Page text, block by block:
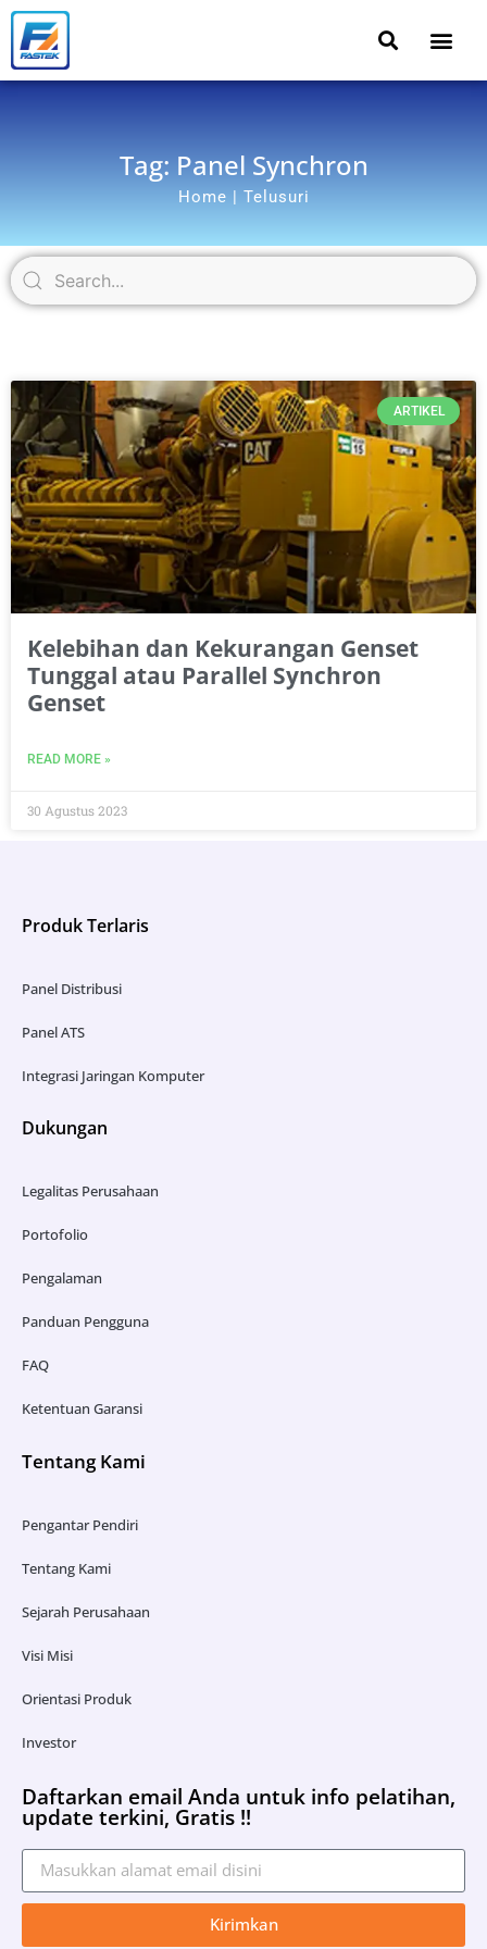
Tag: Panel Synchron
Home | Telusuri
ARTIKEL
Kelebihan dan Kekurangan Genset
Tunggal atau Parallel Synchron
Genset
READ MORE »
30 Agustus 2023
Produk Terlaris
Panel Distribusi
Panel ATS
Integrasi Jaringan Komputer
Dukungan
Legalitas Perusahaan
Portofolio
Pengalaman
Panduan Pengguna
FAQ
Ketentuan Garansi
Tentang Kami
Pengantar Pendiri
Tentang Kami
Sejarah Perusahaan
Visi Misi
Orientasi Produk
Investor
Daftarkan email Anda untuk info pelatihan,
update terkini, Gratis !!
Kirimkan